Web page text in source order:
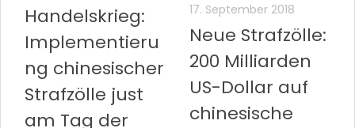
Handelskrieg:
Implementieru
ng chinesischer
Strafzölle just
am Tag der
17. September 2018
Neue Strafzölle:
200 Milliarden
US-Dollar auf
chinesische